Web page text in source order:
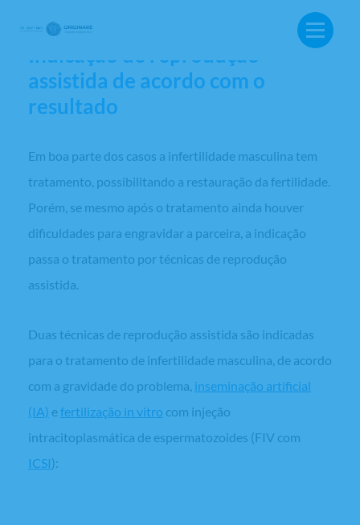
Indicação de reprodução
assistida de acordo com o
resultado
Em boa parte dos casos a infertilidade masculina tem
tratamento, possibilitando a restauração da fertilidade.
Porém, se mesmo após o tratamento ainda houver
dificuldades para engravidar a parceira, a indicação
passa o tratamento por técnicas de reprodução
assistida.
Duas técnicas de reprodução assistida são indicadas
para o tratamento de infertilidade masculina, de acordo
com a gravidade do problema, inseminação artificial
(IA) efertilização in vitro com injeção
intracitoplasmática de espermatozoides (FIV com
ICSI):